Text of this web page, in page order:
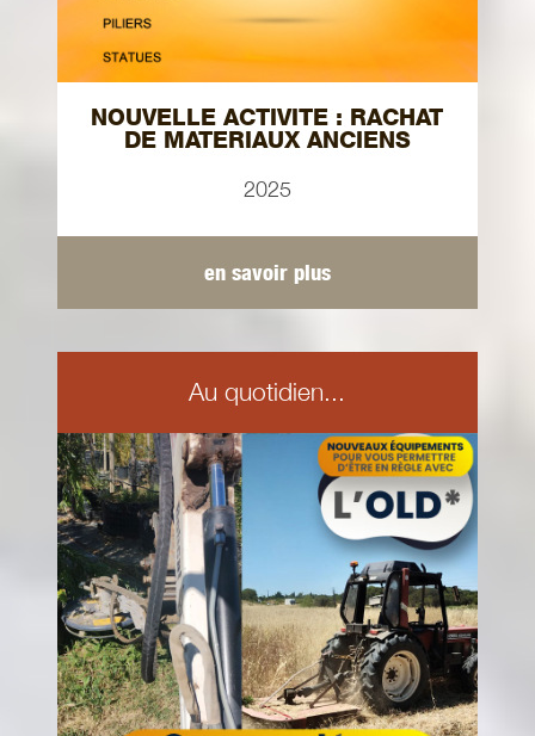
NOUVELLE ACTIVITE : RACHAT
DE MATERIAUX ANCIENS
2025
en savoir plus
Au quotidien...